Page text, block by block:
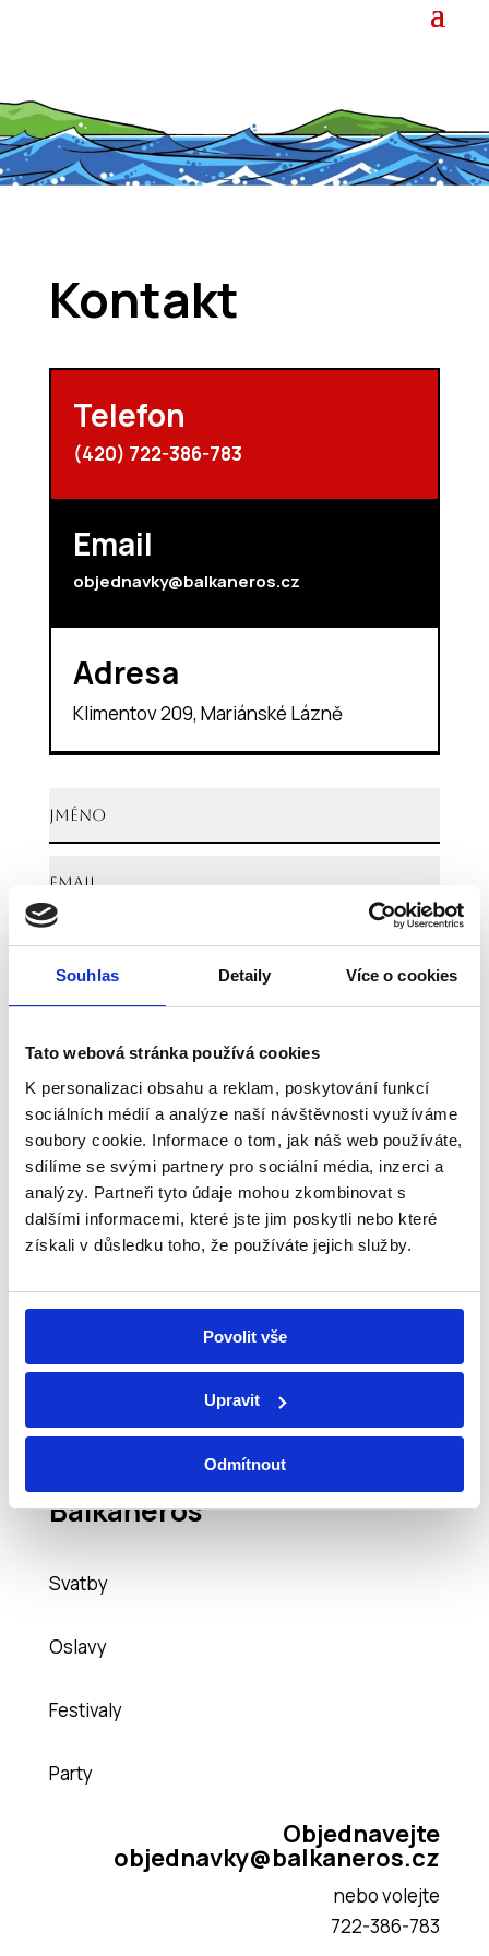
Souhlas Detaily Více o cookies
Tato webová stránka používá cookies
K personalizaci obsahu a reklam, poskytování funkcí
sociálních médií a analýze naší návštěvnosti využíváme
soubory cookie. Informace o tom, jak náš web používáte,
sdílíme se svými partnery pro sociální média, inzerci a
analýzy. Partneři tyto údaje mohou zkombinovat s
dalšími informacemi, které jste jim poskytli nebo které
získali v důsledku toho, že používáte jejich služby.
Povolit vše
Upravit
Odmítnout
Kontakt
Telefon
(420) 722-386-783
Email
objednavky@balkaneros.cz
Adresa
Klimentov 209, Mariánské Lázně
Souhlasím se zpracováním osobních
údajů. Zásady ochrany osobních údajů
Poslat zprávu
SLEDUJTE NÁS
Balkaňeros
Svatby
Oslavy
Festivaly
Party
Objednavejte
objednavky@balkaneros.cz
nebo volejte
722-386-783